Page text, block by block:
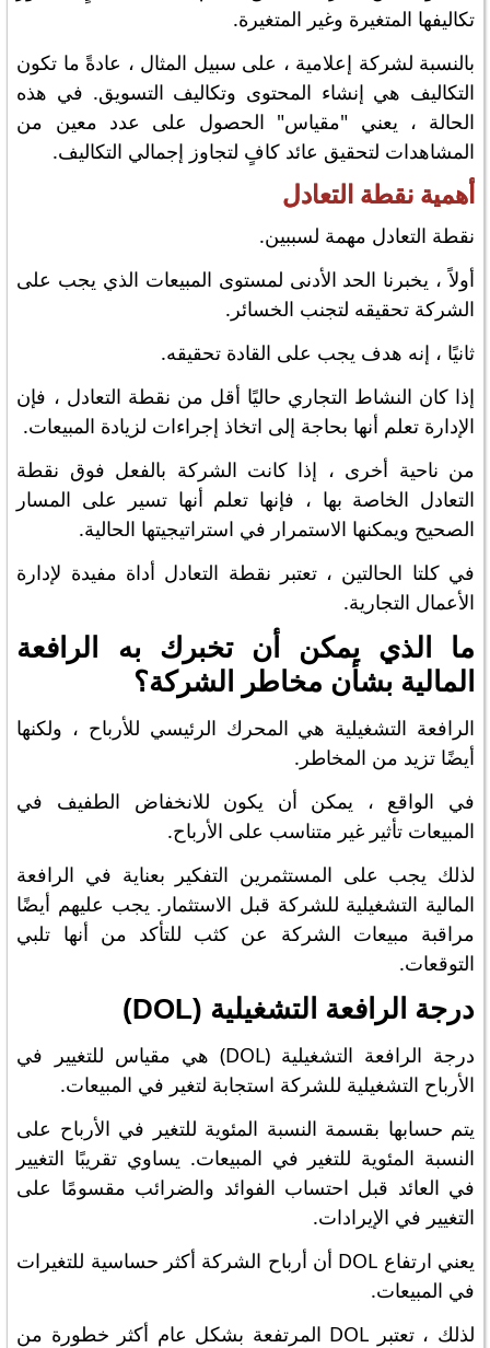
تكاليفها المتغيرة وغير المتغيرة.
بالنسبة لشركة إعلامية ، على سبيل المثال ، عادةً ما تكون
التكاليف هي إنشاء المحتوى وتكاليف التسويق. في هذه
الحالة ، يعني "مقياس" الحصول على عدد معين من
المشاهدات لتحقيق عائد كافٍ لتجاوز إجمالي التكاليف.
أهمية نقطة التعادل
نقطة التعادل مهمة لسببين.
أولاً ، يخبرنا الحد الأدنى لمستوى المبيعات الذي يجب على
الشركة تحقيقه لتجنب الخسائر.
ثانيًا ، إنه هدف يجب على القادة تحقيقه.
إذا كان النشاط التجاري حاليًا أقل من نقطة التعادل ، فإن
الإدارة تعلم أنها بحاجة إلى اتخاذ إجراءات لزيادة المبيعات.
من ناحية أخرى ، إذا كانت الشركة بالفعل فوق نقطة
التعادل الخاصة بها ، فإنها تعلم أنها تسير على المسار
الصحيح ويمكنها الاستمرار في استراتيجيتها الحالية.
في كلتا الحالتين ، تعتبر نقطة التعادل أداة مفيدة لإدارة
الأعمال التجارية.
ما الذي يمكن أن تخبرك به الرافعة
المالية بشأن مخاطر الشركة؟
الرافعة التشغيلية هي المحرك الرئيسي للأرباح ، ولكنها
أيضًا تزيد من المخاطر.
في الواقع ، يمكن أن يكون للانخفاض الطفيف في
المبيعات تأثير غير متناسب على الأرباح.
لذلك يجب على المستثمرين التفكير بعناية في الرافعة
المالية التشغيلية للشركة قبل الاستثمار. يجب عليهم أيضًا
مراقبة مبيعات الشركة عن كثب للتأكد من أنها تلبي
التوقعات.
درجة الرافعة التشغيلية (DOL)
درجة الرافعة التشغيلية (DOL) هي مقياس للتغيير في
الأرباح التشغيلية للشركة استجابة لتغير في المبيعات.
يتم حسابها بقسمة النسبة المئوية للتغير في الأرباح على
النسبة المئوية للتغير في المبيعات. يساوي تقريبًا التغيير
في العائد قبل احتساب الفوائد والضرائب مقسومًا على
التغيير في الإيرادات.
يعني ارتفاع DOL أن أرباح الشركة أكثر حساسية للتغيرات
في المبيعات.
لذلك ، تعتبر DOL المرتفعة بشكل عام أكثر خطورة من